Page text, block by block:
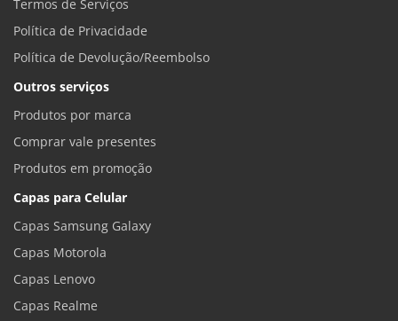
Termos de Serviços
Política de Privacidade
Política de Devolução/Reembolso
Outros serviços
Produtos por marca
Comprar vale presentes
Produtos em promoção
Capas para Celular
Capas Samsung Galaxy
Capas Motorola
Capas Lenovo
Capas Realme